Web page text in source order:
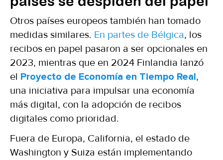
Otros países europeos también han tomado
medidas similares. En partes de Bélgica, los
recibos en papel pasaron a ser opcionales en
2023, mientras que en 2024 Finlandia lanzó
el Proyecto de Economía en Tiempo Real,
una iniciativa para impulsar una economía
más digital, con la adopción de recibos
digitales como prioridad.
Fuera de Europa, California, el estado de
Washington y Suiza están implementando